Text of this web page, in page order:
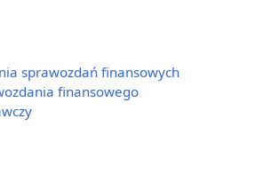
sprawozdań finansowych
finansowego